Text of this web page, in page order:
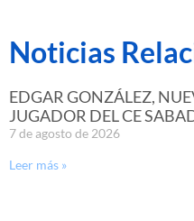
Noticias
EDGAR GONZÁLEZ,
JUGADOR DEL CE
7 de agosto de 2026
Leer más »